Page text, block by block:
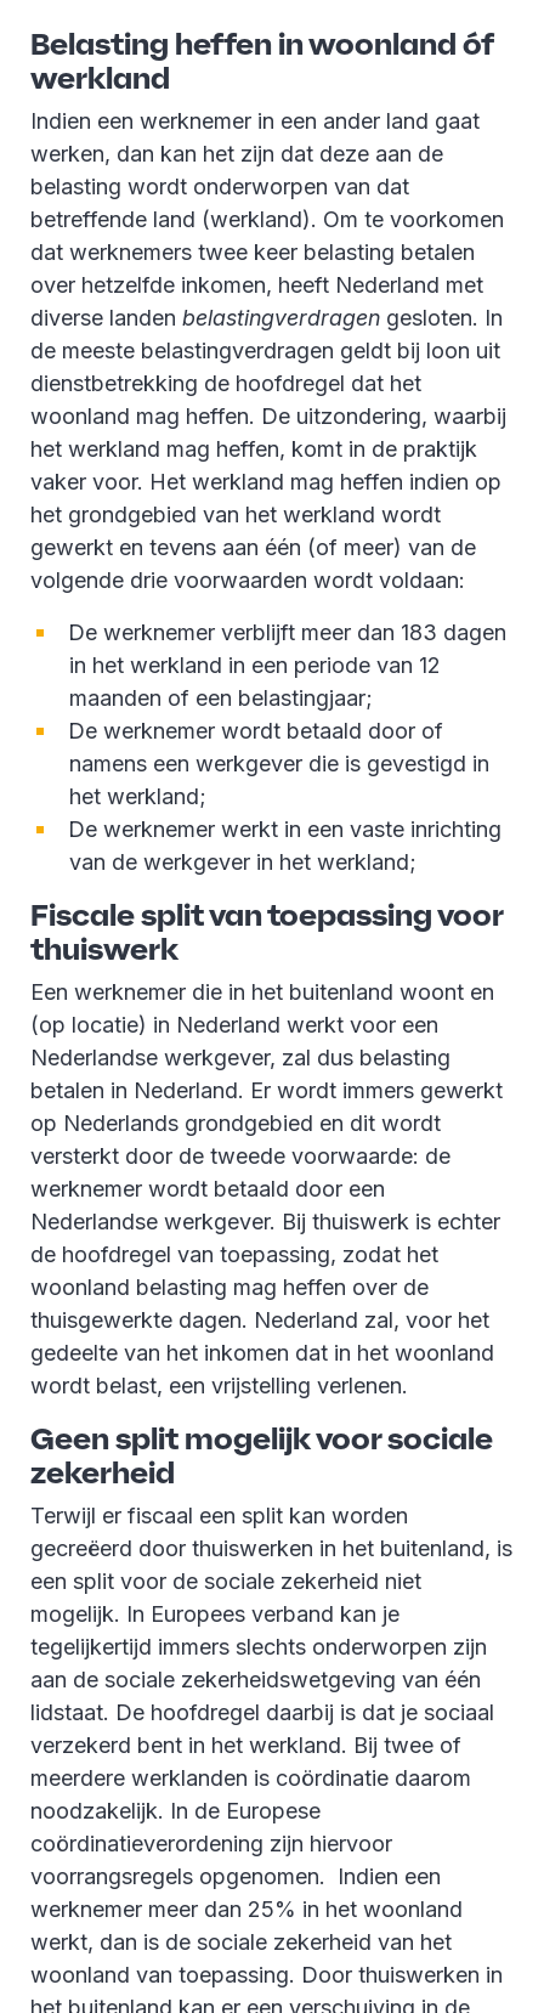
Belasting heffen in woonland óf
werkland
Indien een werknemer in een ander land gaat
werken, dan kan het zijn dat deze aan de
belasting wordt onderworpen van dat
betreffende land (werkland). Om te voorkomen
dat werknemers twee keer belasting betalen
over hetzelfde inkomen, heeft Nederland met
diverse landen belastingverdragen gesloten. In
de meeste belastingverdragen geldt bij loon uit
dienstbetrekking de hoofdregel dat het
woonland mag heffen. De uitzondering, waarbij
het werkland mag heffen, komt in de praktijk
vaker voor. Het werkland mag heffen indien op
het grondgebied van het werkland wordt
gewerkt en tevens aan één (of meer) van de
volgende drie voorwaarden wordt voldaan:
De werknemer verblijft meer dan 183 dagen
in het werkland in een periode van 12
maanden of een belastingjaar;
De werknemer wordt betaald door of
namens een werkgever die is gevestigd in
het werkland;
De werknemer werkt in een vaste inrichting
van de werkgever in het werkland;
Fiscale split van toepassing voor
thuiswerk
Een werknemer die in het buitenland woont en
(op locatie) in Nederland werkt voor een
Nederlandse werkgever, zal dus belasting
betalen in Nederland. Er wordt immers gewerkt
op Nederlands grondgebied en dit wordt
versterkt door de tweede voorwaarde: de
werknemer wordt betaald door een
Nederlandse werkgever. Bij thuiswerk is echter
de hoofdregel van toepassing, zodat het
woonland belasting mag heffen over de
thuisgewerkte dagen. Nederland zal, voor het
gedeelte van het inkomen dat in het woonland
wordt belast, een vrijstelling verlenen.
Geen split mogelijk voor sociale
zekerheid
Terwijl er fiscaal een split kan worden
gecreëerd door thuiswerken in het buitenland, is
een split voor de sociale zekerheid niet
mogelijk. In Europees verband kan je
tegelijkertijd immers slechts onderworpen zijn
aan de sociale zekerheidswetgeving van één
lidstaat. De hoofdregel daarbij is dat je sociaal
verzekerd bent in het werkland. Bij twee of
meerdere werklanden is coördinatie daarom
noodzakelijk. In de Europese
coördinatieverordening zijn hiervoor
voorrangsregels opgenomen. Indien een
werknemer meer dan 25% in het woonland
werkt, dan is de sociale zekerheid van het
woonland van toepassing. Door thuiswerken in
het buitenland kan er een verschuiving in de